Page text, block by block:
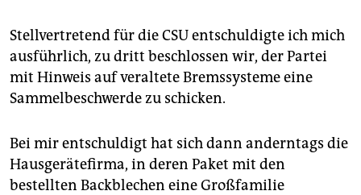
Stellvertretend für die CSU entschuldigte ich mich
ausführlich, zu dritt beschlossen wir, der Partei
mit Hinweis auf veraltete Bremssysteme eine
Sammel­beschwerde zu schicken.
Bei mir entschuldigt hat sich dann anderntags die
Hausgerätefirma, in deren Paket mit den
bestellten Backblechen eine Großfamilie